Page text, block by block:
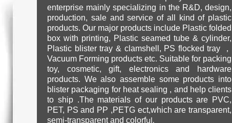
enterprise mainly specializing in the R&D, design,
production, sale and service of all kind of plastic
products. Our major products include Plastic folded
box with printing, Plastic seamed tube & cylinder,
Plastic blister tray & clamshell, PS flocked tray ，
Vacuum Forming products etc. Suitable for packing
toy, cosmetic, gift, electronics and hardware
products. We also assemble some products into
blister packaging for heat sealing , and help clients
to ship .The materials of our products are PVC,
PET, PS and PP ,PETG ect,which are transparent,
semi-transparent and colorful.